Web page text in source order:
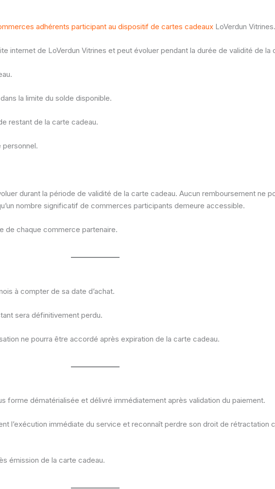
adhérents participant au dispositif de cartes cadeaux LoVerdun Vitrines.
internet de LoVerdun Vitrines et peut évoluer pendant la durée de validité de la
la limite du solde disponible.
restant de la carte cadeau.
durant la période de validité de la carte cadeau. Aucun remboursement ne
nombre significatif de commerces participants demeure accessible.
de chaque commerce partenaire.
à compter de sa date d’achat.
sera définitivement perdu.
ne pourra être accordé après expiration de la carte cadeau.
forme dématérialisée et délivré immédiatement après validation du paiement.
l’exécution immédiate du service et reconnaît perdre son droit de rétractation
émission de la carte cadeau.